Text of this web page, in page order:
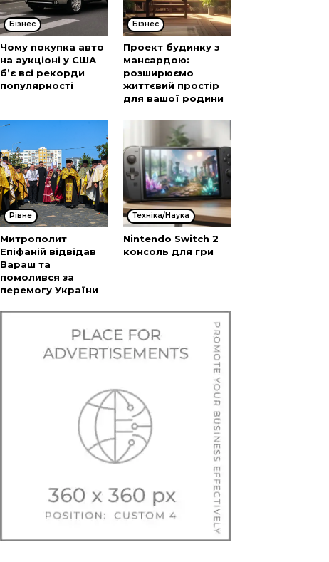
Бізнес
Чому покупка авто
на аукціоні у США
б’є всі рекорди
популярності
Бізнес
Проект будинку з
мансардою:
розширюємо
життєвий простір
для вашої родини
Рівне
Митрополит
Епіфаній відвідав
Вараш та
помолився за
перемогу України
Техніка/Наука
Nintendo Switch 2
консоль для гри